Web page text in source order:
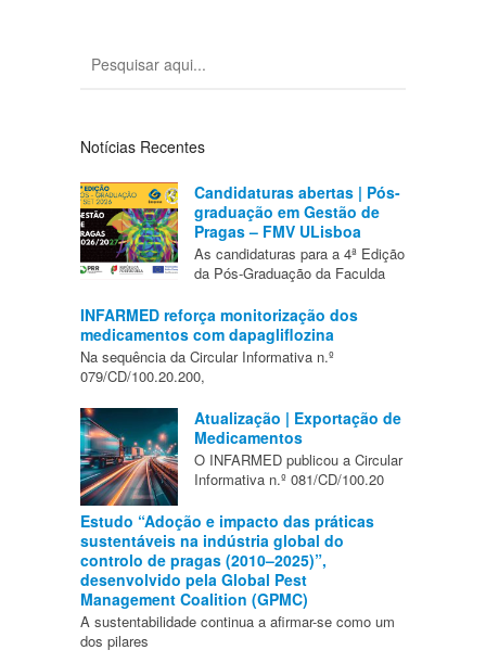
Notícias Recentes
Candidaturas abertas | Pós-
graduação em Gestão de
Pragas – FMV ULisboa
As candidaturas para a 4ª Edição
da Pós-Graduação da Faculda
INFARMED reforça monitorização dos
medicamentos com dapagliflozina
Na sequência da Circular Informativa n.º
079/CD/100.20.200,
Atualização | Exportação de
Medicamentos
O INFARMED publicou a Circular
Informativa n.º 081/CD/100.20
Estudo “Adoção e impacto das práticas
sustentáveis na indústria global do
controlo de pragas (2010–2025)”,
desenvolvido pela Global Pest
Management Coalition (GPMC)
A sustentabilidade continua a afirmar-se como um
dos pilares